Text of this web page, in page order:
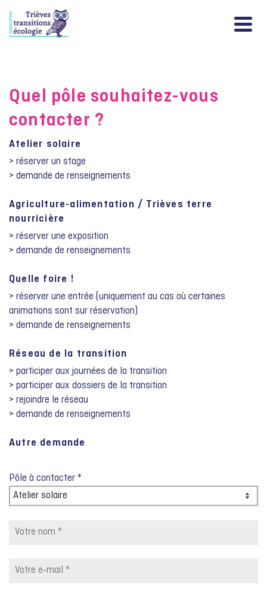
Quel pôle souhaitez-vous
contacter ?
Atelier solaire
> réserver un stage
> demande de renseignements
Agriculture-alimentation / Trièves terre
nourricière
> réserver une exposition
> demande de renseignements
Quelle foire !
> réserver une entrée (uniquement au cas où certaines
animations sont sur réservation)
> demande de renseignements
Réseau de la transition
> participer aux journées de la transition
> participer aux dossiers de la transition
> rejoindre le réseau
> demande de renseignements
Autre demande
Pôle à contacter *